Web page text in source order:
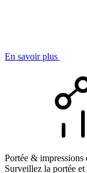
En savoir plus
Portée & impressions
Surveillez la portée